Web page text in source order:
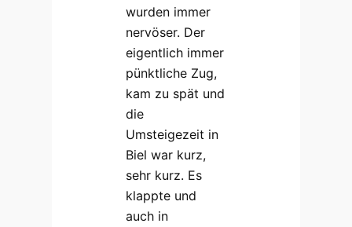
wurden immer
nervöser. Der
eigentlich immer
pünktliche Zug,
kam zu spät und
die
Umsteigezeit in
Biel war kurz,
sehr kurz. Es
klappte und
auch in